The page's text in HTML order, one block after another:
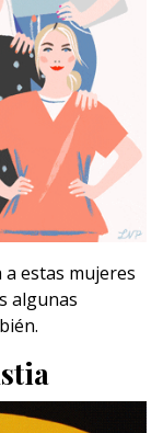
estas mujeres
algunas